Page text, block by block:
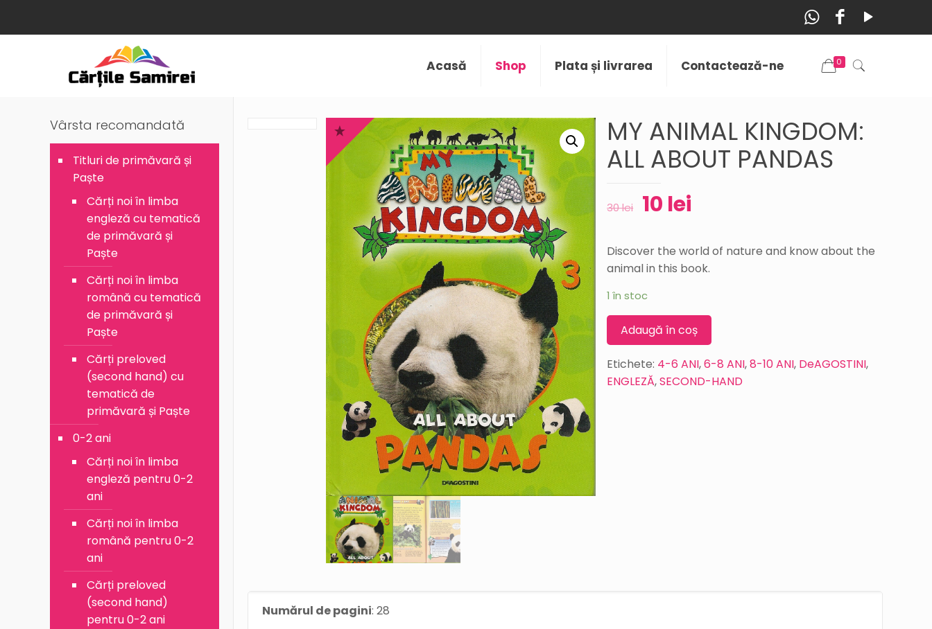
Acasă Shop Plata și livrarea Contactează-ne 0
MY ANIMAL KINGDOM:
ALL ABOUT PANDAS
30lei 10 lei
Discover the world of nature and know about the
animal in this book.
1 în stoc
Adaugă în coș
Etichete: 4-6 ANI,6-8 ANI,8-10 ANI, DeAGOSTINI,
ENGLEZĂ,SECOND-HAND
Numărul de pagini: 28
Vârsta recomandată
Titluri de primăvară și
Paște
Cărți noi în limba
engleză cu tematică
de primăvară și
Paște
Cărți noi în limba
română cu tematică
de primăvară și
Paște
Cărți preloved
(second hand) cu
tematică de
primăvară și Paște
0-2 ani
Cărți noi în limba
engleză pentru 0-2
ani
Cărți noi în limba
română pentru 0-2
ani
Cărți preloved
(second hand)
pentru 0-2 ani